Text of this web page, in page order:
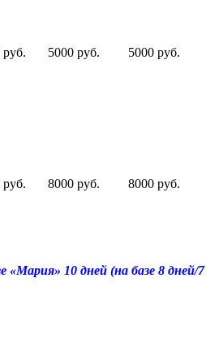
руб. 5000 руб. 5000 руб.
руб. 8000 руб. 8000 руб.
«Мария» 10 дней (на базе 8 дней/7